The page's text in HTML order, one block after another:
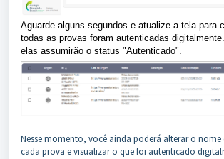
Aguarde alguns segundos e atualize a tela para
todas as provas foram autenticadas
elas assumirão o status "Autenticado".
Nesse momento, você ainda poderá alterar o nome
cada prova e visualizar o que foi autenticado